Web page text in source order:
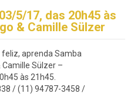
5/17, das 20h45 às
& Camille Sülzer
feliz, aprenda Samba
Camille Sülzer –
às 21h45.
/ (11) 94787-3458 /